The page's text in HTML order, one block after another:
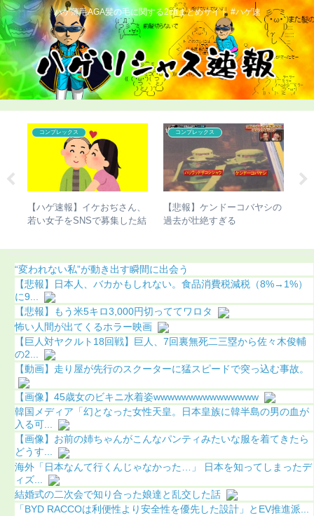
ハゲ薄毛AGA髪の毛に関する2chまとめサイト #ハゲ速
コンプレックス
【ハゲ速報】市原隼人さん、
また髪の毛がなくなってしま
こどおじ・ニート
【超画像】チー牛さん、世界
にチー牛を晒してしまうｗｗ
“変われない私”が動き出す瞬間に出会う
【悲報】日本人、バカかもしれない。食品消費税減税（8%→1%）
に9...
【悲報】もう米5キロ3,000円切っててワロタ
怖い人間が出てくるホラー映画
【巨人対ヤクルト18回戦】巨人、7回裏無死二三塁から佐々木俊輔
の2...
【動画】走り屋が先行のスクーターに猛スピードで突っ込む事故。
【画像】45歳女のビキニ水着姿wwwwwwwwwwwwwww
韓国メディア「幻となった女性天皇。日本皇族に韓半島の男の血が
入る可...
【画像】お前の姉ちゃんがこんなパンティみたいな服を着てきたら
どうす...
海外「日本なんて行くんじゃなかった…」 日本を知ってしまったデ
ィズ...
結婚式の二次会で知り合った娘達と乱交した話
「BYD RACCOは利便性より安全性を優先した設計」とEV推進派...